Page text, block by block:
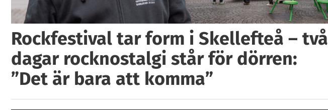
Rockfestival tar form i Skellefteå – två
dagar rocknostalgi står för dörren:
”Det är bara att komma”